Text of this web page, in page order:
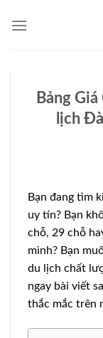
qua
Bảng
lịch
Bạn đang tìm
uy tín? Bạn
chỗ, 29 chỗ
mình? Bạn
du lịch chất
ngay bài viết
thắc mắc trên